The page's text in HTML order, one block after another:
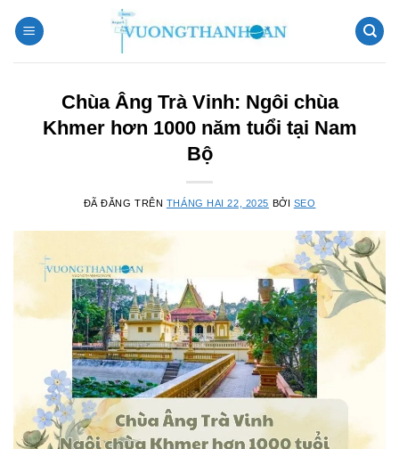
đến
Chùa Âng Trà Vinh: Ngôi chùa
Khmer hơn 1000 năm tuổi tại Nam
Bộ
ĐÃ ĐĂNG TRÊN THÁNG HAI 22, 2025 BỞI SEO